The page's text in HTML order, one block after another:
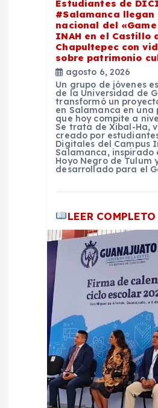
Estudiantes de
#Salamanca
nacional del
INAH en el Castillo
Chapultepec con
sobre patrimonio
agosto 6, 2026
Un grupo de jóvenes
de la Universidad de
transformó un
en Salamanca en una
que hoy compite a
Se trata de Xibal-Ha,
creado por
Digitales del Campus
Salamanca, inspirado
Hoyo Negro de Tulum
desarrollado para el
LEER COMPLETO